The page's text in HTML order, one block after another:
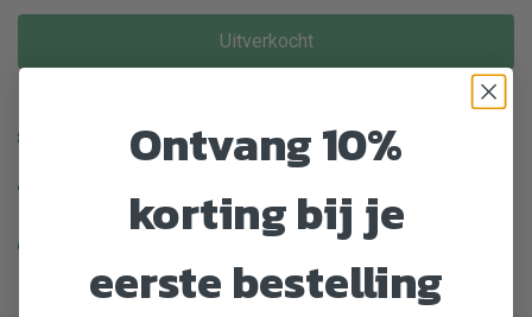
Uitverkocht
Enorm assortiment dierenproducten
Veilig en gemakkelijk betalen
Ontvang 10%
korting bij je
eerste bestelling